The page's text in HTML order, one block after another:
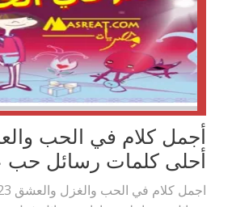
أحلى كلمات رسائل حب